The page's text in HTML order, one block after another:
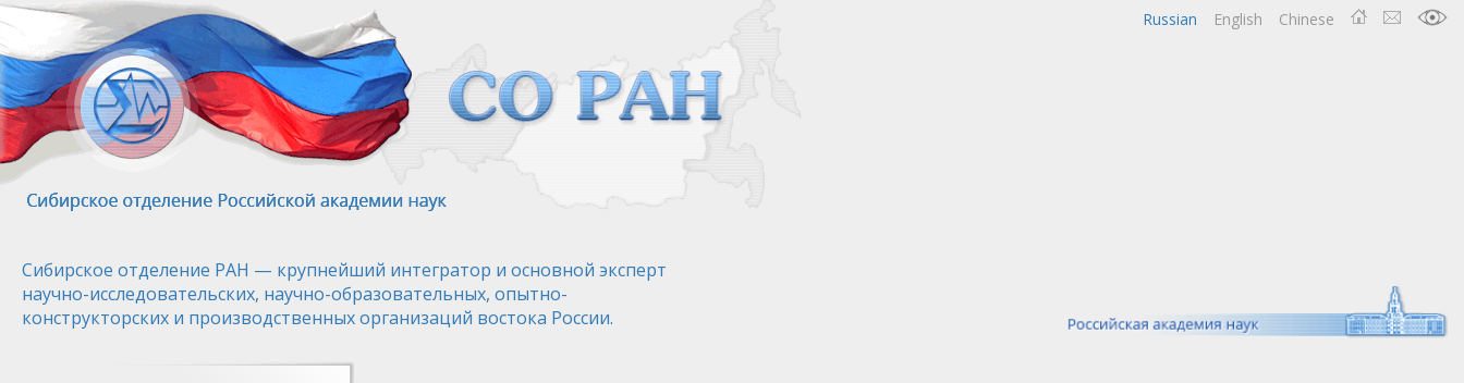
Перейти
основному
содержанию
Chinese
English
Russian
Сибирское отделение РАН — крупнейший интегратор и основной эксперт
научно-исследовательских, научно-образовательных, опытно-
конструкторских и производственных организаций востока России.